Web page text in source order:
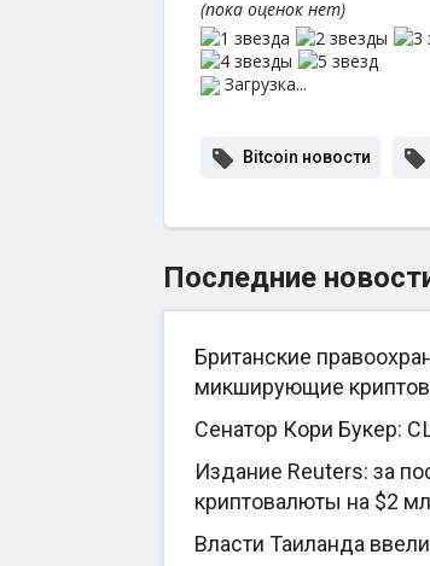
(пока оценок нет)
Загрузка...
Bitcoin новости
Последние
Британские
микширующие
Сенатор Кори Букер:
Издание Reuters: за
криптовалюты на $2
Власти Таиланда